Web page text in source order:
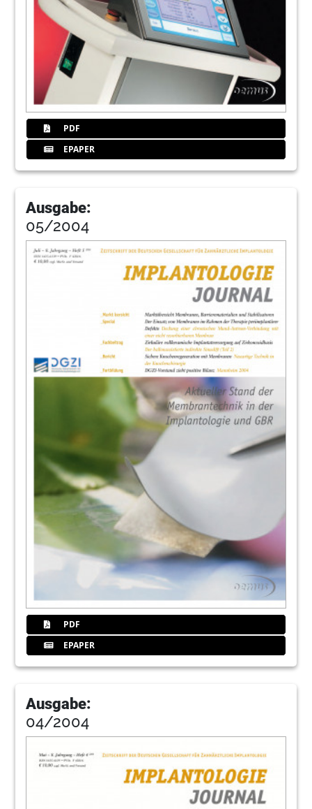
PDF
EPAPER
Ausgabe:
05/2004
PDF
EPAPER
Ausgabe:
04/2004